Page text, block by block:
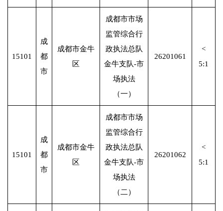
15101
成
都
市
成都市金牛
区
成都市市场
监管综合行
政执法总队
金牛支队-市
场执法
（一）
26201061
<
5:1
15101
成
都
市
成都市金牛
区
成都市市场
监管综合行
政执法总队
金牛支队-市
场执法
（二）
26201062
<
5:1